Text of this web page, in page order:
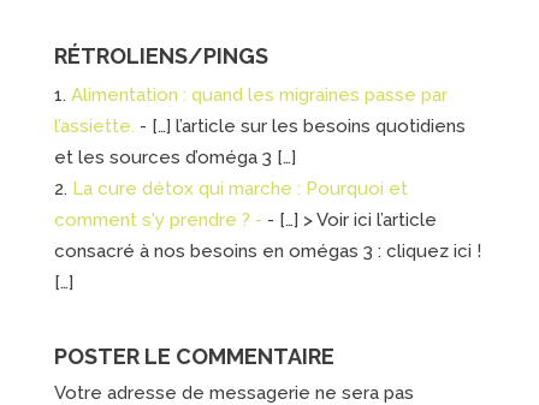
RÉTROLIENS/PINGS
Alimentation : quand les migraines passe par
l’assiette. - […] l’article sur les besoins quotidiens
et les sources d’oméga 3 […]
La cure détox qui marche : Pourquoi et
comment s'y prendre ? - - […] > Voir ici l’article
consacré à nos besoins en omégas 3 : cliquez ici !
[…]
POSTER LE COMMENTAIRE
Votre adresse de messagerie ne sera pas